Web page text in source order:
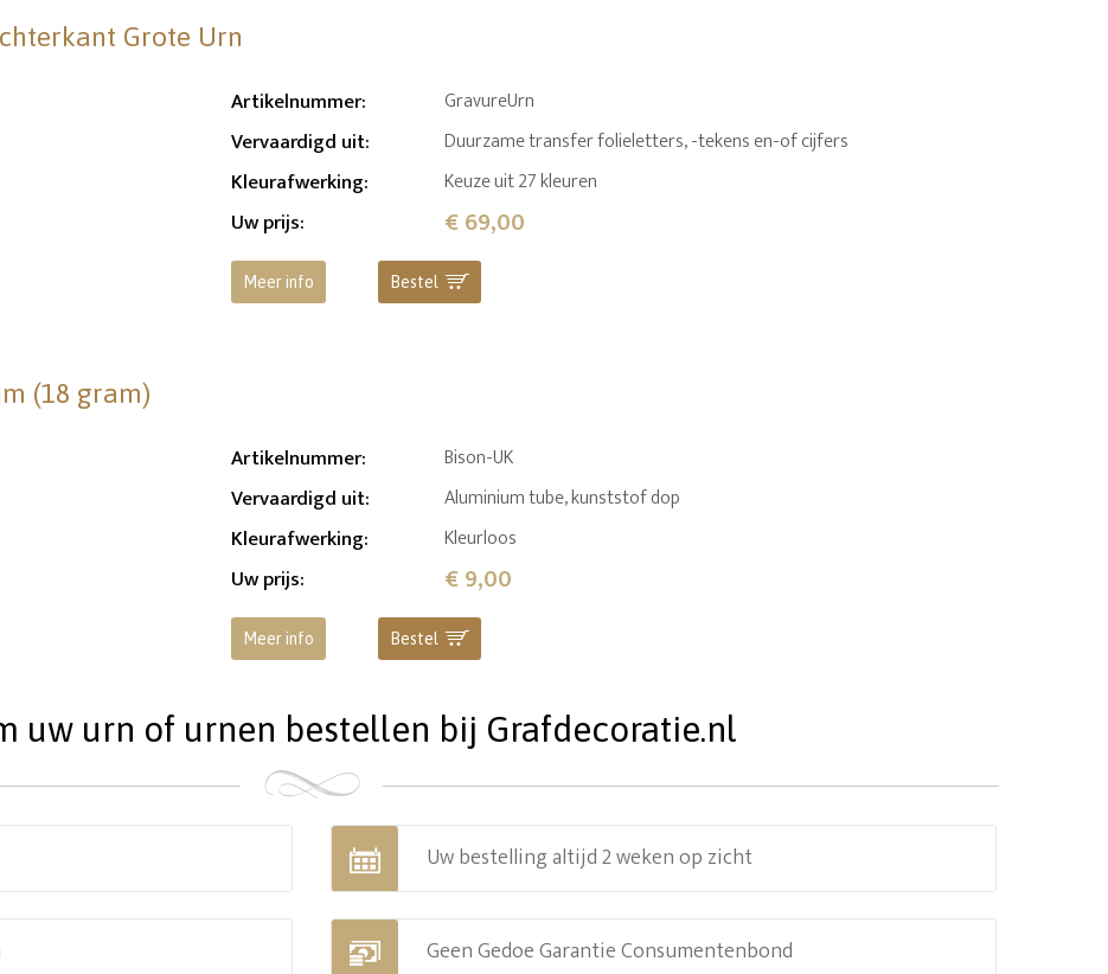
Grote Urn
Artikelnummer: GravureUrn
Vervaardigd uit: Duurzame transfer folieletters, -tekens en-of cijfers
Kleurafwerking: Keuze uit 27 kleuren
Uw prijs: € 69,00
Meer info Bestel
(18 gram)
Artikelnummer: Bison-UK
Vervaardigd uit: Aluminium tube, kunststof dop
Kleurafwerking: Kleurloos
Uw prijs: € 9,00
Meer info Bestel
uw urn of urnen bestellen bij Grafdecoratie.nl
Uw bestelling altijd 2 weken op zicht
Geen Gedoe Garantie Consumentenbond